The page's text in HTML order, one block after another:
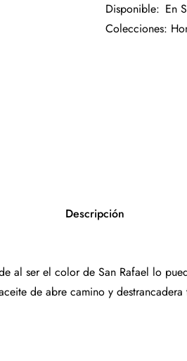
Disponible: En
Colecciones:
Descripción
al ser el color de San Rafael lo
de abre camino y